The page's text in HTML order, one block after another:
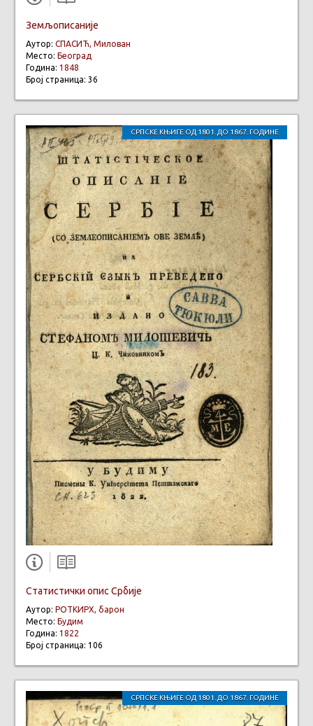
Земљописаније
Аутор: СПАСИЋ, Милован
Место: Београд
Година: 1848
Број страница: 36
СРПСКЕ КЊИГЕ ОД 1801. ДО 1867. ГОДИНЕ
Статистички опис Србије
Аутор: РОТКИРХ, барон
Место: Будим
Година: 1822
Број страница: 106
СРПСКЕ КЊИГЕ ОД 1801. ДО 1867. ГОДИНЕ